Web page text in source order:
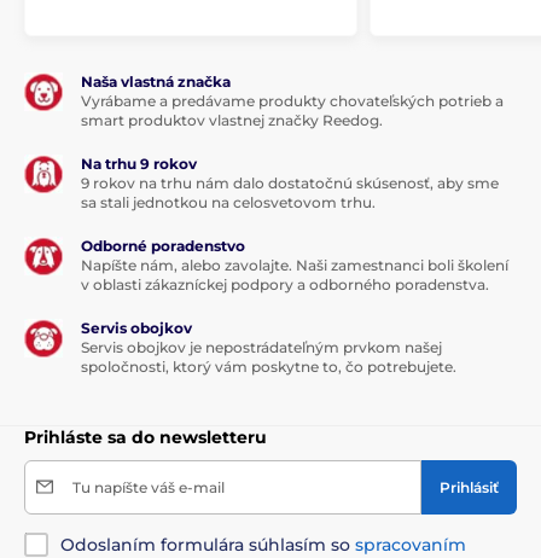
Naša vlastná značka
Vyrábame a predávame produkty chovateľských potrieb a
smart produktov vlastnej značky Reedog.
Na trhu 9 rokov
9 rokov na trhu nám dalo dostatočnú skúsenosť, aby sme
sa stali jednotkou na celosvetovom trhu.
Odborné poradenstvo
Napíšte nám, alebo zavolajte. Naši zamestnanci boli školení
v oblasti zákazníckej podpory a odborného poradenstva.
Servis obojkov
Servis obojkov je nepostrádateľným prvkom našej
spoločnosti, ktorý vám poskytne to, čo potrebujete.
Prihláste sa do newsletteru
Tu napíšte váš e-mail Prihlásiť
Odoslaním formulára súhlasím so spracovaním